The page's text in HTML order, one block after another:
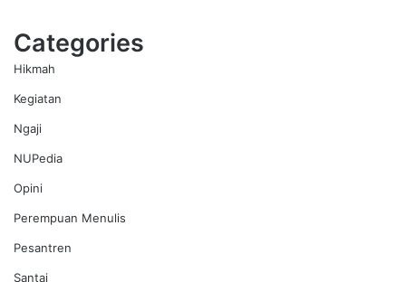
Categories
Hikmah
Kegiatan
Ngaji
NUPedia
Opini
Perempuan Menulis
Pesantren
Santai